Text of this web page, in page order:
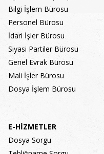
Bilgi İşlem Bürosu
Personel Bürosu
İdari İşler Bürosu
Siyasi Partiler Bürosu
Genel Evrak Bürosu
Mali İşler Bürosu
Dosya İşlem Bürosu
E-HİZMETLER
Dosya Sorgu